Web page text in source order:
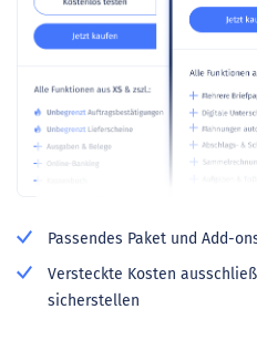
Passendes Paket und Add-
Versteckte Kosten
sicherstellen